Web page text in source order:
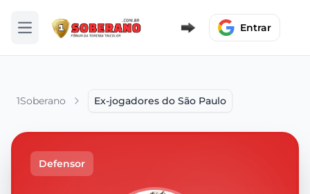
Abrir menu Entrar
1Soberano Ex-jogadores do São Paulo
Defensor